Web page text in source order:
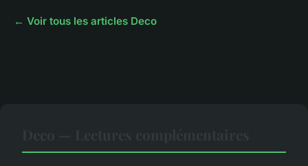
← Voir tous les articles Deco